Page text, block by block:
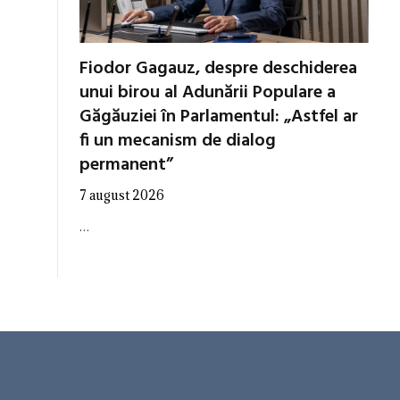
Fiodor Gagauz, despre deschiderea
unui birou al Adunării Populare a
Găgăuziei în Parlamentul: „Astfel ar
fi un mecanism de dialog
permanent”
7 august 2026
…